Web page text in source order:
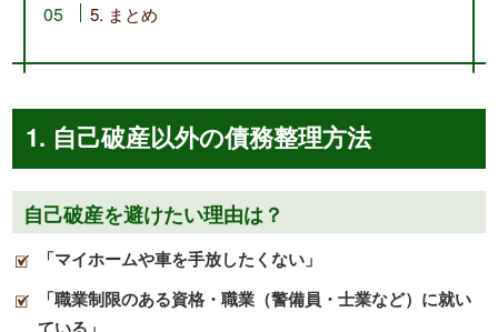
5. まとめ
1. 自己破産以外の債務整理方法
自己破産を避けたい理由は？
「マイホームや車を手放したくない」
「職業制限のある資格・職業（警備員・士業など）に就い